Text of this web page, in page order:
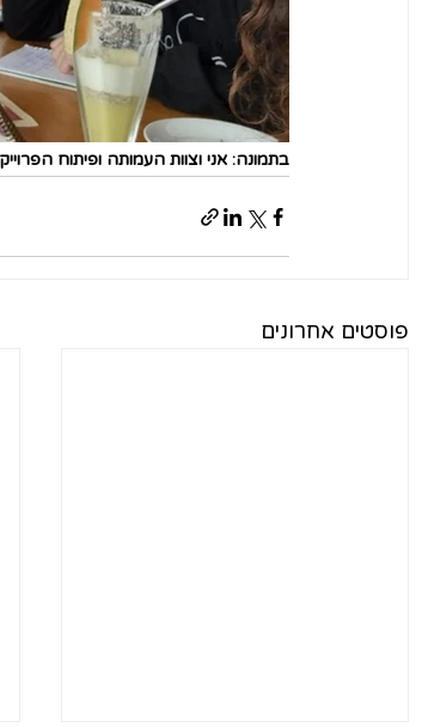
בתמונה: אני וצוות העמותה ופיתוח
פוסטים אחרונים